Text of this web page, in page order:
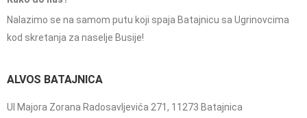
Nalazimo se na samom putu koji spaja Batajnicu sa Ugrinovcima
kod skretanja za naselje Busije!
ALVOS BATAJNICA
Ul Majora Zorana Radosavljevića 271, 11273 Batajnica